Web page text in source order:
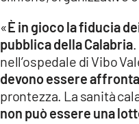
«È in gioco la fiducia
pubblica della Calabria
nell’ospedale di Vibo
devono essere
prontezza. La sanità
non può essere una